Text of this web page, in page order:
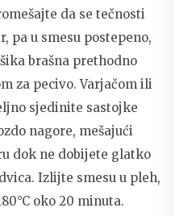
da se tečnosti
pa u smesu postepeno,
brašna prethodno
za pecivo. Varjačom ili
sjedinite sastojke
nagore, mešajući
dok ne dobijete glatko
Izlijte smesu u pleh,
oko 20 minuta.